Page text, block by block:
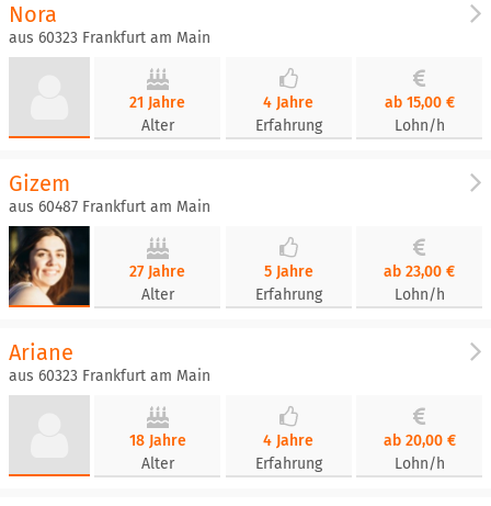
Nora
aus 60323 Frankfurt am Main
21 Jahre
Alter
4 Jahre
Erfahrung
ab 15,00 €
Lohn/h
Gizem
aus 60487 Frankfurt am Main
27 Jahre
Alter
5 Jahre
Erfahrung
ab 23,00 €
Lohn/h
Ariane
aus 60323 Frankfurt am Main
18 Jahre
Alter
4 Jahre
Erfahrung
ab 20,00 €
Lohn/h